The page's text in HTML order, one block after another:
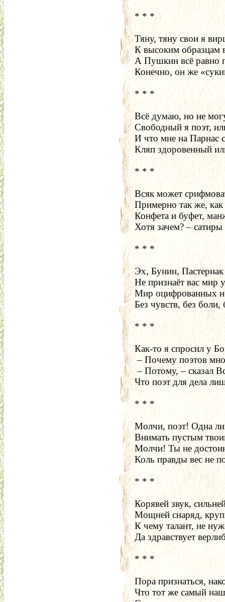
* * *
Тяну, тяну свои я
К высоким образцам
А Пушкин всё равно
Конечно, он же
* * *
Всё думаю, но не
Свободный я поэт,
И что мне на Парнас
Кляп здоровенный
* * *
Всяк может
Примерно так же, как
Конфета и буфет,
Хотя зачем? –
* * *
Эх, Бунин,
Не признаёт вас мир
Мир оцифрованных
Без чувств, без боли,
* * *
Как-то я спросил у
– Почему поэтов
– Потому, – сказал
Что поэт для дела
* * *
Молчи, поэт! Одна
Внимать пустым
Молчи! Ты не
Коль правды вес не
* * *
Корявей звук,
Мощней снаряд,
К чему талант, не
Да здравствует
* * *
Пора признаться,
Что тот же самый